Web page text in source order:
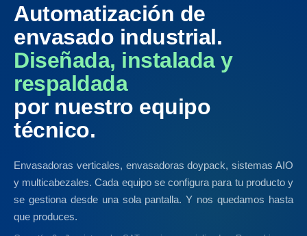
Automatización de
envasado industrial.
Diseñada, instalada y
respaldada
por nuestro equipo
técnico.
Envasadoras verticales, envasadoras doypack, sistemas AIO
y multicabezales. Cada equipo se configura para tu producto y
se gestiona desde una sola pantalla. Y nos quedamos hasta
que produces.